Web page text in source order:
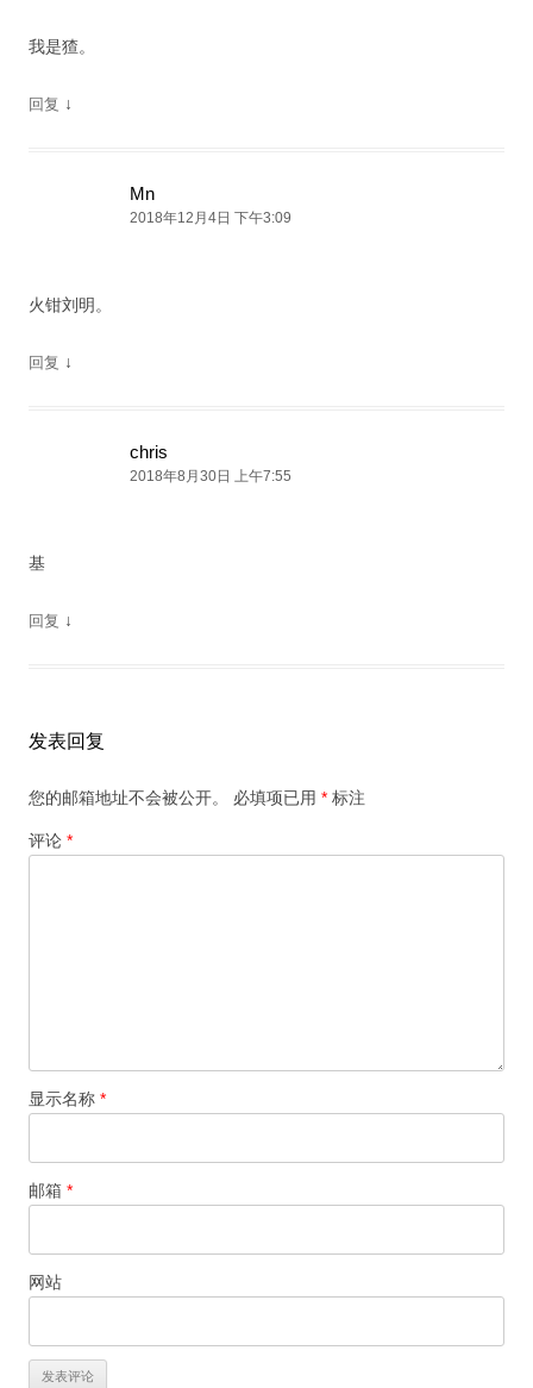
我是猹。
回复 ↓
Mn
2018年12月4日 下午3:09
火钳刘明。
回复 ↓
chris
2018年8月30日 上午7:55
基
回复 ↓
发表回复
您的邮箱地址不会被公开。 必填项已用 * 标注
评论 *
显示名称 *
邮箱 *
网站